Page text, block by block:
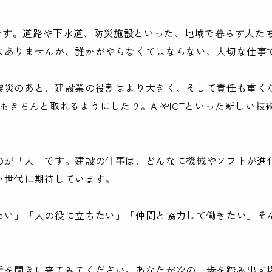
。道路や下水道、防災施設といった、地域で暮らす人た
りませんが、誰かがやらなくてはならない、大切な仕事
のあと、建設業の役割はより大きく、そして責任も重
きちんと取れるようにしたり。AIやICTといった新しい
「人」です。建設の仕事は、どんなに機械やソフトが
代に期待しています。
」「人の役に立ちたい」「仲間と協力して働きたい」